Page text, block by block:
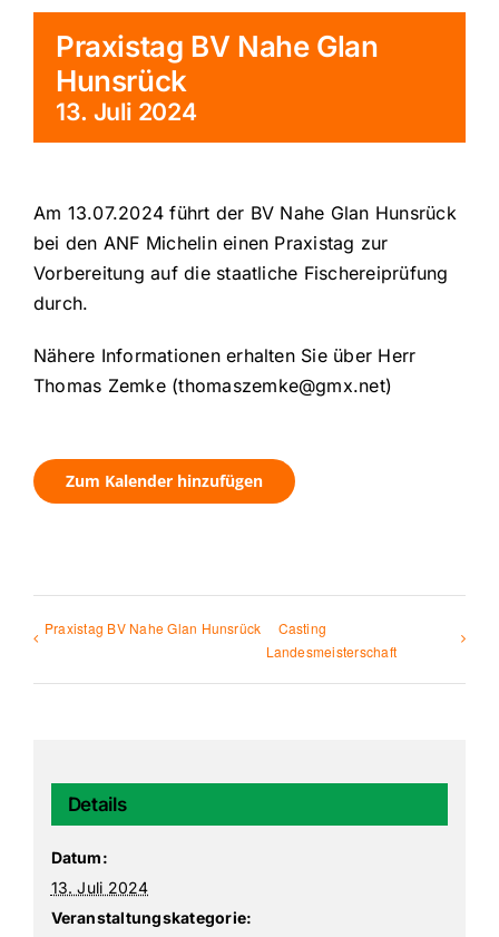
Praxistag BV Nahe Glan
Hunsrück
13. Juli 2024
Am 13.07.2024 führt der BV Nahe Glan Hunsrück
bei den ANF Michelin einen Praxistag zur
Vorbereitung auf die staatliche Fischereiprüfung
durch.
Nähere Informationen erhalten Sie über Herr
Thomas Zemke (thomaszemke@gmx.net)
Zum Kalender hinzufügen
Praxistag BV Nahe Glan Hunsrück
Casting
Landesmeisterschaft
Details
Datum:
13. Juli 2024
Veranstaltungskategorie: